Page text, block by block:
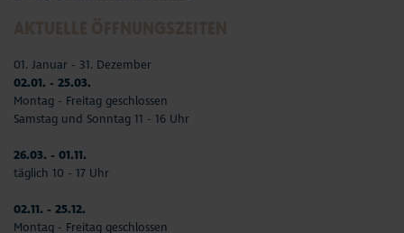
01. Januar - 31. Dezember
02.01. - 25.03.
Montag - Freitag geschlossen
Samstag und Sonntag 11 - 16 Uhr
26.03. - 01.11.
täglich 10 - 17 Uhr
02.11. - 25.12.
Montag - Freitag geschlossen